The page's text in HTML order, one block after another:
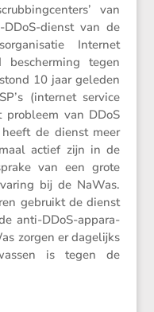
van
dienst van de
Internet
bescher­ming tegen
10 jaar geleden
(internet service
probleem van DDoS
de dienst meer
actief zijn in de
van een grote
bij de NaWas.
gebruikt de dienst
anti-DDoS-appara­
zorgen er dagelijks
is tegen de